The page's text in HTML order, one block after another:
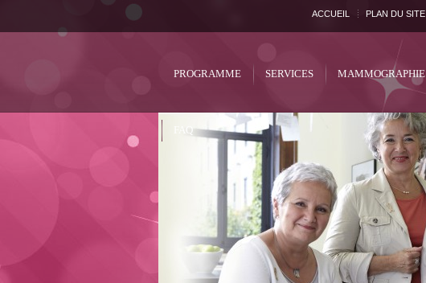
ACCUEIL PLAN DU SITE
PROGRAMME SERVICES MAMMOGRAPHIE
FAQ